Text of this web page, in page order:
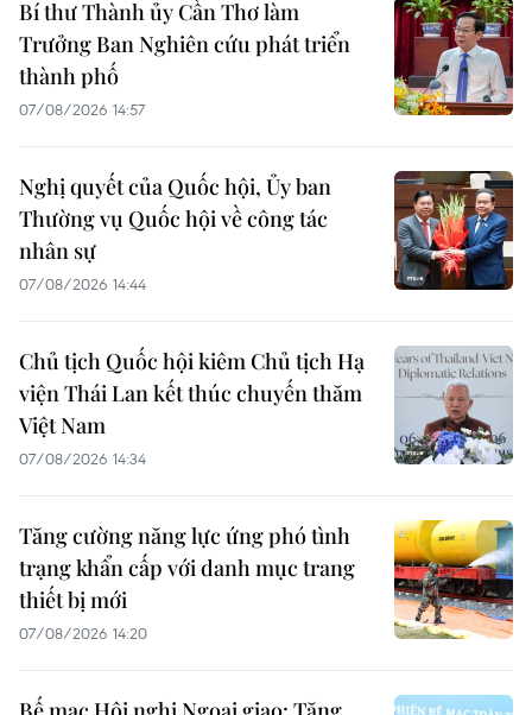
Bí thư Thành ủy Cần Thơ làm
Trưởng Ban Nghiên cứu phát triển
thành phố
07/08/2026 14:57
Nghị quyết của Quốc hội, Ủy ban
Thường vụ Quốc hội về công tác
nhân sự
07/08/2026 14:44
Chủ tịch Quốc hội kiêm Chủ tịch Hạ
viện Thái Lan kết thúc chuyến thăm
Việt Nam
07/08/2026 14:34
Tăng cường năng lực ứng phó tình
trạng khẩn cấp với danh mục trang
thiết bị mới
07/08/2026 14:20